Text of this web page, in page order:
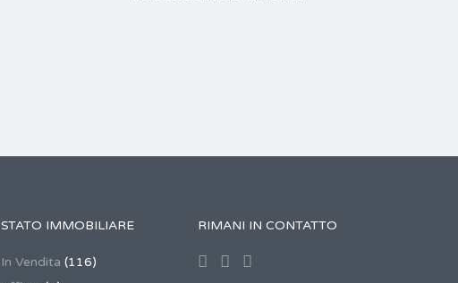
STATO IMMOBILIARE
In Vendita (116)
RIMANI IN CONTATTO